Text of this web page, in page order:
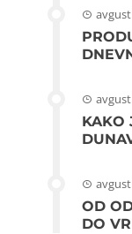
KAKO
OD
DO